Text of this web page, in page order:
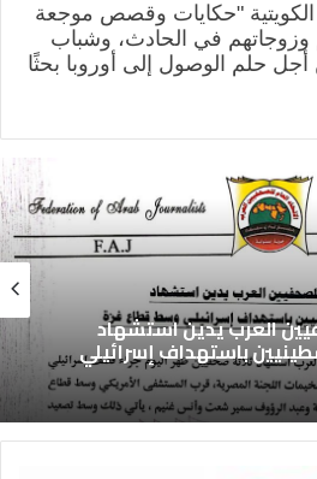
"حكايات وقصص موجعة
وزوجاتهم في الحادث، وشباب
حلم الوصول إلى أوروبا بحثًا
العرب يدين استشهاد
باستهداف إسرائيلي